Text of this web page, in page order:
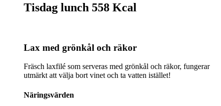
Tisdag lunch 558 Kcal
Lax med grönkål och räkor
Fräsch laxfilé som serveras med grönkål och räkor, fungerar
utmärkt att välja bort vinet och ta vatten istället!
Näringsvärden